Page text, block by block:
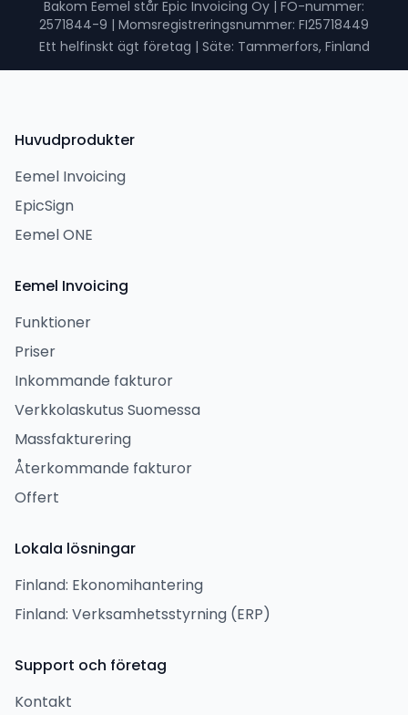
Bakom Eemel står Epic Invoicing Oy | FO-nummer:
2571844-9 | Momsregistreringsnummer: FI25718449
Ett helfinskt ägt företag | Säte: Tammerfors, Finland
Huvudprodukter
Eemel Invoicing
EpicSign
Eemel ONE
Eemel Invoicing
Funktioner
Priser
Inkommande fakturor
Verkkolaskutus Suomessa
Massfakturering
Återkommande fakturor
Offert
Lokala lösningar
Finland: Ekonomihantering
Finland: Verksamhetsstyrning (ERP)
Support och företag
Kontakt